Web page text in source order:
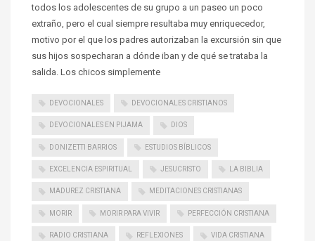
todos los adolescentes de su grupo a un paseo un poco
extraño, pero el cual siempre resultaba muy enriquecedor,
motivo por el que los padres autorizaban la excursión sin que
sus hijos sospecharan a dónde iban y de qué se trataba la
salida. Los chicos simplemente
DEVOCIONALES DEVOCIONALES CRISTIANOS
DEVOCIONALES EN PIJAMA DIOS
DONIZETTI BARRIOS ESTUDIOS BÍBLICOS
EXCELENCIA ESPIRITUAL JESUCRISTO LA BIBLIA
MADUREZ CRISTIANA MEDITACIONES CRISTIANAS
MORIR MORIR PARA VIVIR PERFECCIÓN CRISTIANA
RADIO CRISTIANA REFLEXIONES VIDA CRISTIANA